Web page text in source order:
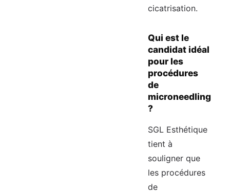
cicatrisation.
Qui est le
candidat idéal
pour les
procédures
de
microneedling
?
SGL Esthétique
tient à
souligner que
les procédures
de